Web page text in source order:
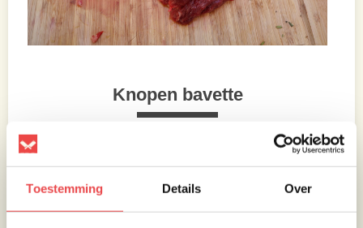
Toestemming Details Over
Knopen bavette
Nu ga je de bavette pinwheels knopen. Leg
om te beginnen een stuk of 12 touwtjes klaar
van zo`n 30 tot 35 cm. Neem in beide handen
een uiteinde, leg het touw plat op de plank en